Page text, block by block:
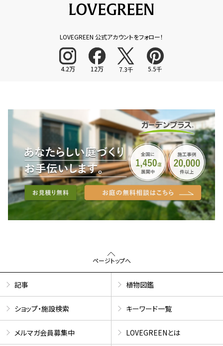
LOVEGREEN 公式アカウントをフォロー！
4.2万 12万 7.3千 5.5千
ページトップへ
記事 植物図鑑
ショップ・施設検索 キーワード一覧
メルマガ会員募集中 LOVEGREENとは